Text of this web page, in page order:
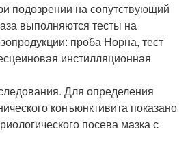
подозрении на сопутствующий
выполняются тесты на
проба Норна, тест
инстилляционная
Для определения
конъюнктивита показано
посева мазка с